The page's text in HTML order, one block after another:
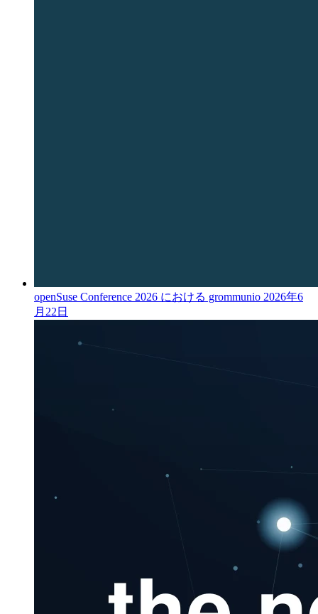
openSuse Conference 2026 における grommunio 2026年6
月22日